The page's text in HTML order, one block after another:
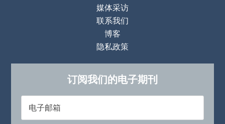
媒体采访
联系我们
博客
隐私政策
订阅我们的电子期刊